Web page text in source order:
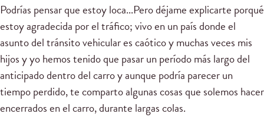
Podrías pensar que estoy loca...Pero déjame explicarte porqué
estoy agradecida por el tráfico; vivo en un país donde el
asunto del tránsito vehicular es caótico y muchas veces mis
hijos y yo hemos tenido que pasar un período más largo del
anticipado dentro del carro y aunque podría parecer un
tiempo perdido, te comparto algunas cosas que solemos hacer
encerrados en el carro, durante largas colas.